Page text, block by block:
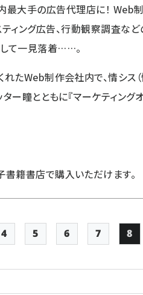
最大手の広告代理店に！ Web
ティング広告、行動観察調査な
て一見落着……。
たWeb制作会社内で、情シス
ー瞳とともに『マーケティング
書籍書店で購入いただけます。
ペー
Page
4
Page
5
Page
6
Page
7
8